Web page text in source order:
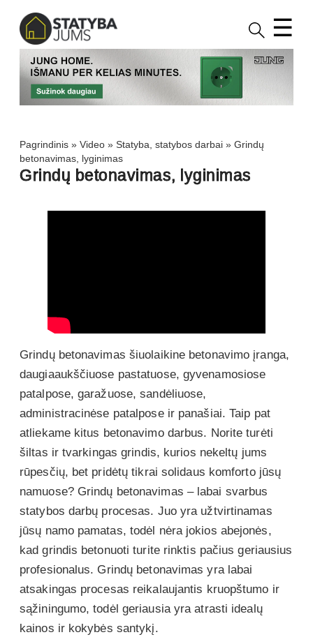
☰
Pagrindinis » Video » Statyba, statybos darbai » Grindų
betonavimas, lyginimas
Grindų betonavimas, lyginimas
Grindų betonavimas šiuolaikine betonavimo įranga,
daugiaaukščiuose pastatuose, gyvenamosiose
patalpose, garažuose, sandėliuose,
administracinėse patalpose ir panašiai. Taip pat
atliekame kitus betonavimo darbus. Norite turėti
šiltas ir tvarkingas grindis, kurios nekeltų jums
rūpesčių, bet pridėtų tikrai solidaus komforto jūsų
namuose? Grindų betonavimas – labai svarbus
statybos darbų procesas. Juo yra užtvirtinamas
jūsų namo pamatas, todėl nėra jokios abejonės,
kad grindis betonuoti turite rinktis pačius geriausius
profesionalus. Grindų betonavimas yra labai
atsakingas procesas reikalaujantis kruopštumo ir
sąžiningumo, todėl geriausia yra atrasti idealų
kainos ir kokybės santykį.